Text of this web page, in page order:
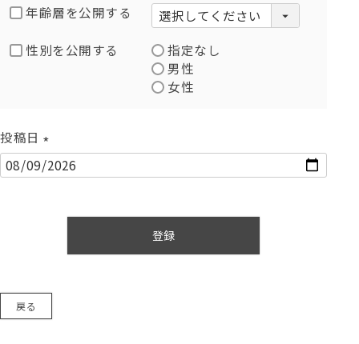
年齢層を公開する
性別を公開する
指定なし
男性
女性
投稿日
(
必
登録
戻る